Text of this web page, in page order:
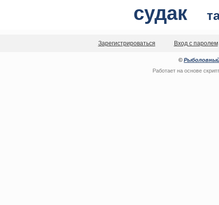
судак
Зарегистрироваться Вход с паролем
© Рыболовный
Работает на основе